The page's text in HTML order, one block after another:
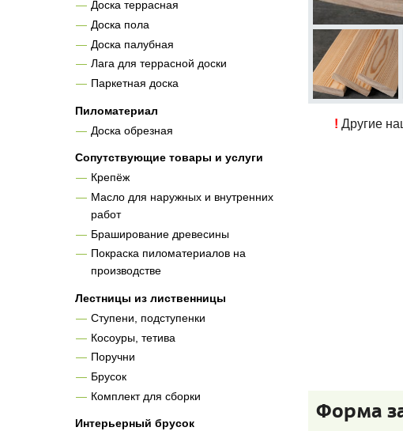
Доска террасная
Доска пола
Доска палубная
Лага для террасной доски
Паркетная доска
Пиломатериал
Доска обрезная
Сопутствующие товары и услуги
Крепёж
Масло для наружных и внутренних
работ
Браширование древесины
Покраска пиломатериалов на
производстве
Лестницы из лиственницы
Ступени, подступенки
Косоуры, тетива
Поручни
Брусок
Комплект для сборки
Интерьерный брусок
! Другие
Форма